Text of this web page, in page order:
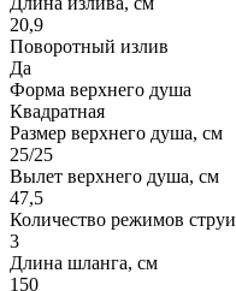
20,9
Поворотный излив
Да
Форма верхнего душа
Квадратная
Размер верхнего душа, см
25/25
Вылет верхнего душа, см
47,5
Количество режимов струи
3
Длина шланга, см
150